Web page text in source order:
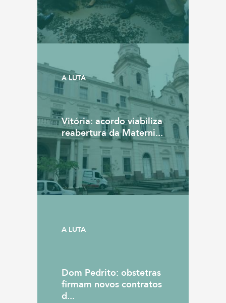
A LUTA
Vitória: acordo viabiliza
reabertura da Materni...
A LUTA
Dom Pedrito: obstetras
firmam novos contratos
d...